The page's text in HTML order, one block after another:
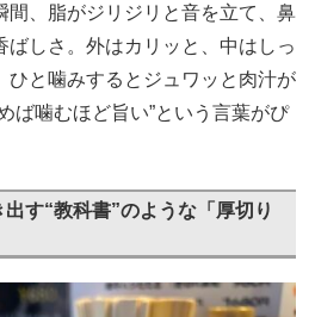
間、脂がジリジリと音を立て、鼻
ばしさ。外はカリッと、中はしっ
ひと噛みするとジュワッと肉汁が
ば噛むほど旨い”という言葉がぴ
す“教科書”のような「厚切り